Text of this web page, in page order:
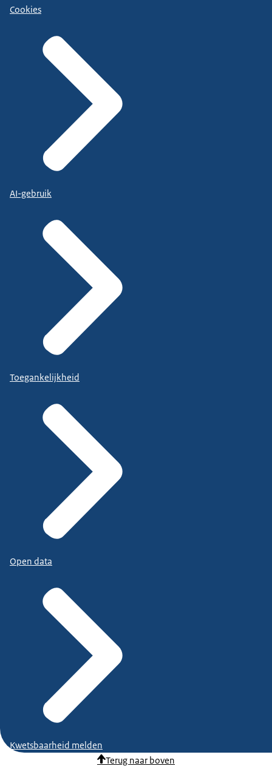
Cookies
AI-gebruik
Toegankelijkheid
Open data
Kwetsbaarheid melden
Terug naar boven